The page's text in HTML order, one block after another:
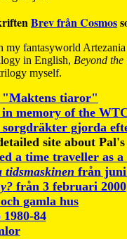
Brev från Cosmos
fantasyworld
in English, Beyond
myself.
"Maktens tiaror"
memory of the
gjorda
site about Pal's
a time traveller as a
tidsmaskinen från juni
från 3 februari 2000
gamla hus
84